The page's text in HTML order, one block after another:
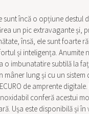
sunt încă o opțiune destul
un pic extravagante și,
însă, ele sunt foarte
și inteligența. Anumite
o imbunatatire subtilă la
mâner lung și cu un sistem
de amprente digitale.
conferă acestui
Ușa este disponibilă și în